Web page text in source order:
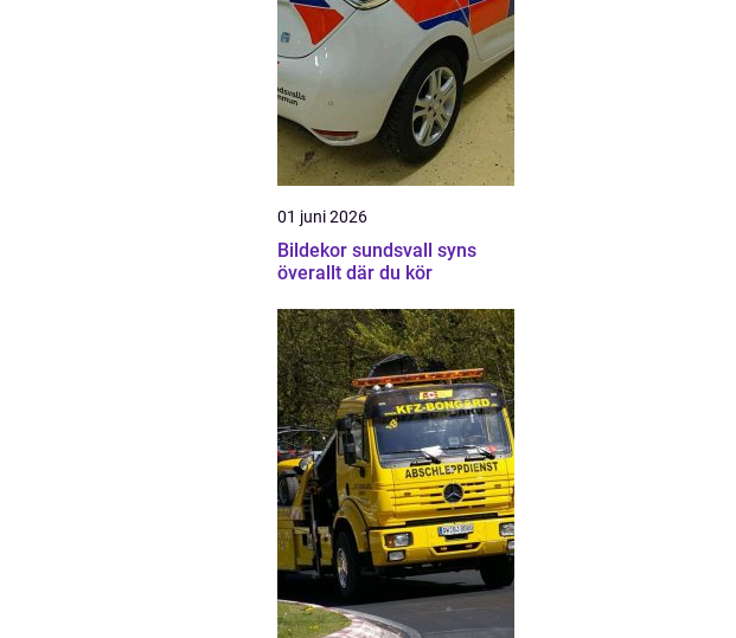
01 juni 2026
Bildekor sundsvall syns
överallt där du kör